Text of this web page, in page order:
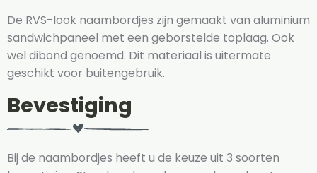
De RVS-look naambordjes zijn gemaakt van aluminium
sandwichpaneel met een geborstelde toplaag. Ook
wel dibond genoemd. Dit materiaal is uitermate
geschikt voor buitengebruik.
Bevestiging
Bij de naambordjes heeft u de keuze uit 3 soorten